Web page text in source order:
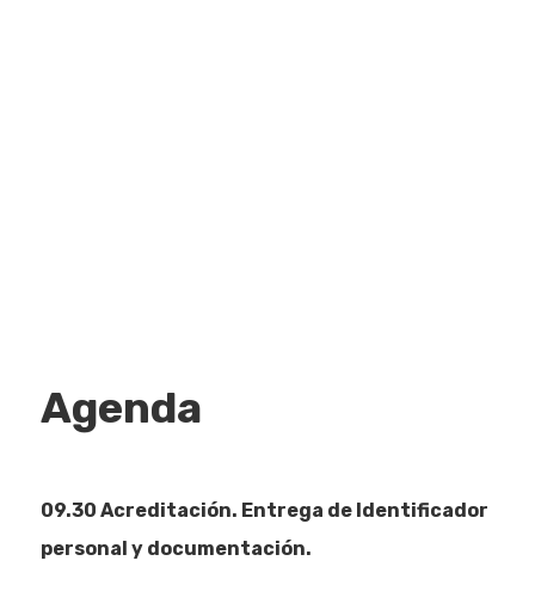
Agenda
09.30 Acreditación. Entrega de Identificador
personal y documentación.